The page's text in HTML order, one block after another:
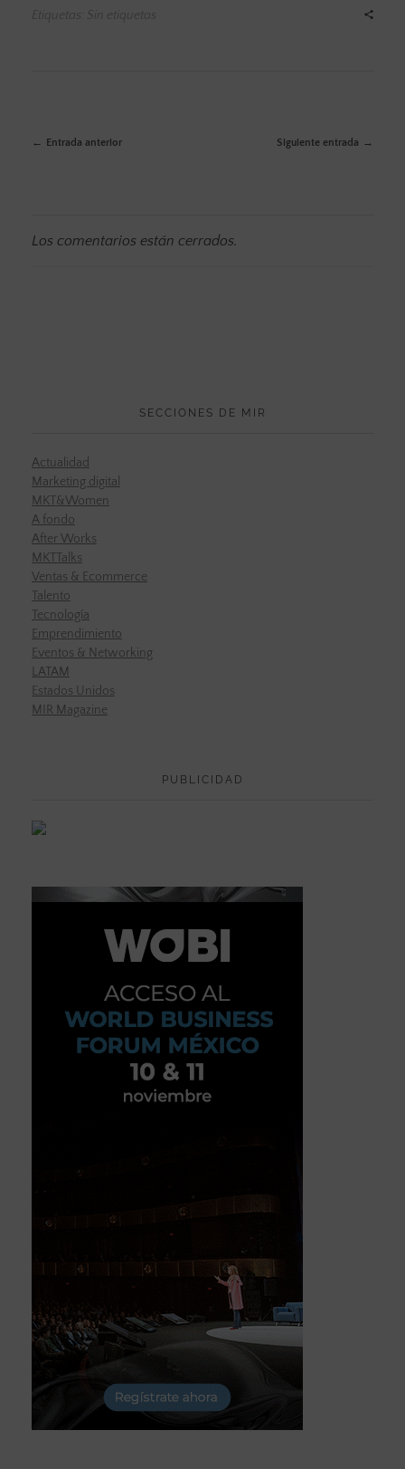
Etiquetas: Sin etiquetas
Entrada anterior Siguiente entrada
Los comentarios están cerrados.
SECCIONES DE MIR
Actualidad
Marketing digital
MKT&Women
A fondo
After Works
MKTTalks
Ventas & Ecommerce
Talento
Tecnología
Emprendimiento
Eventos & Networking
LATAM
Estados Unidos
MIR Magazine
PUBLICIDAD